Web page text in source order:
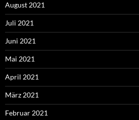
August 2021
Juli 2021
Juni 2021
Mai 2021
April 2021
März 2021
Februar 2021